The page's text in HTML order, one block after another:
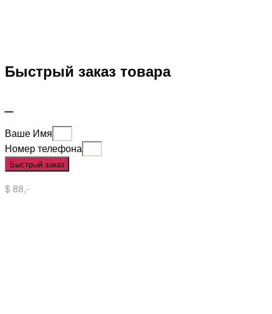
Быстрый заказ товара
Ваше Имя
Номер телефона
Быстрый заказ
$ 88,-